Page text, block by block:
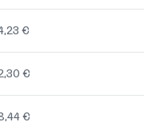
€
€
€